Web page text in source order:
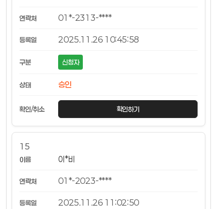
01*-2313-****
2025.11.26 10:45:58
신청자
승인
확인하기
15
이*비
01*-2023-****
2025.11.26 11:02:50